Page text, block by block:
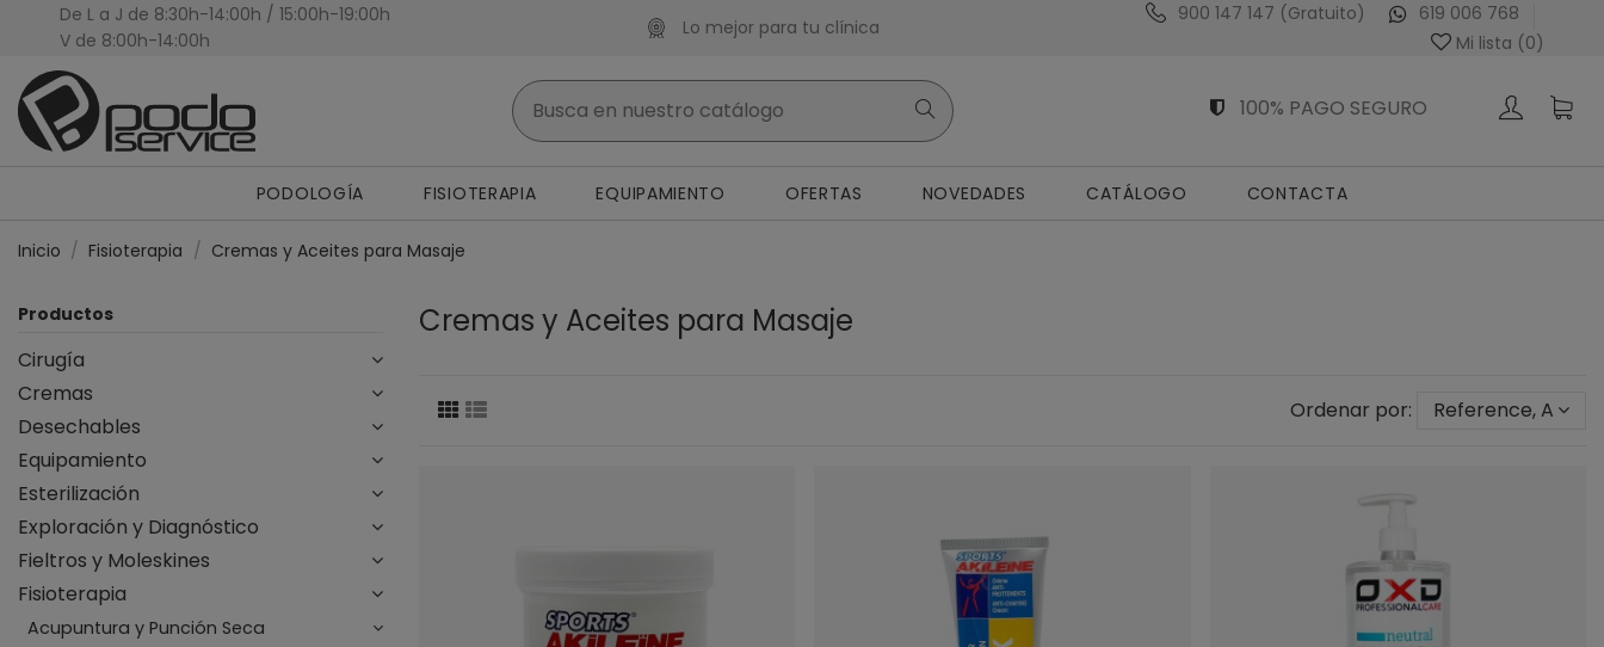
De L a J de 8:30h-14:00h / 15:00h-19:00h
V de 8:00h-14:00h
Presupuestos Personalizados Lo mejor para tu clínica Venta Exclusiva al Profesional Sanitario
900 147 147 (Gratuito)
619 006 768
Mi lista (0)
100% PAGO SEGURO
PODOLOGÍA FISIOTERAPIA EQUIPAMIENTO OFERTAS NOVEDADES CATÁLOGO CONTACTA
Inicio Fisioterapia Cremas y Aceites para Masaje
Cremas y Aceites para Masaje
Ordenar por: Reference, A to Z
Productos
Cirugía
Cremas
Desechables
Equipamiento
Esterilización
Exploración y Diagnóstico
Fieltros y Moleskines
Fisioterapia
Acupuntura y Punción Seca